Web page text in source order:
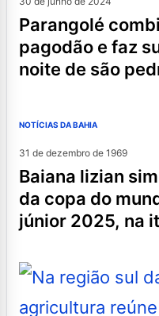
parangolé combina forró com
pagodão e faz
noite de são
NOTÍCIAS DA BAHIA
31 de dezembro de 1969
baiana lizian simões é vice-campeã
da copa do
júnior 2025, na